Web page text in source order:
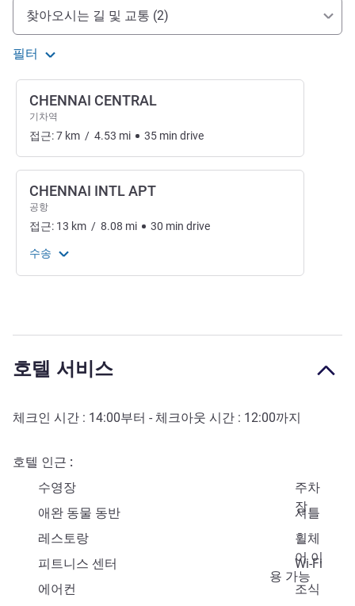
호텔 접근 및 교통
찾아오시는 길 및 교통 (2)
필터
CHENNAI CENTRAL
기차역
접근:7 km / 4.53 mi 35 min drive
CHENNAI INTL APT
공항
접근: 13 km / 8.08 mi 30 min drive
수송
호텔 서비스
체크인 시간 : 14:00부터 - 체크아웃 시간 : 12:00까지
호텔 인근
수영장
주차
장
애완 동물 동반
셔틀
레스토랑
휠체
어 이
용 가능
피트니스 센터
Wi-Fi
에어컨
조식